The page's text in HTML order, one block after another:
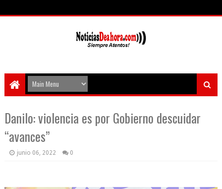
Danilo: violencia es por Gobierno descuidar
“avances”
junio 06, 2022 0